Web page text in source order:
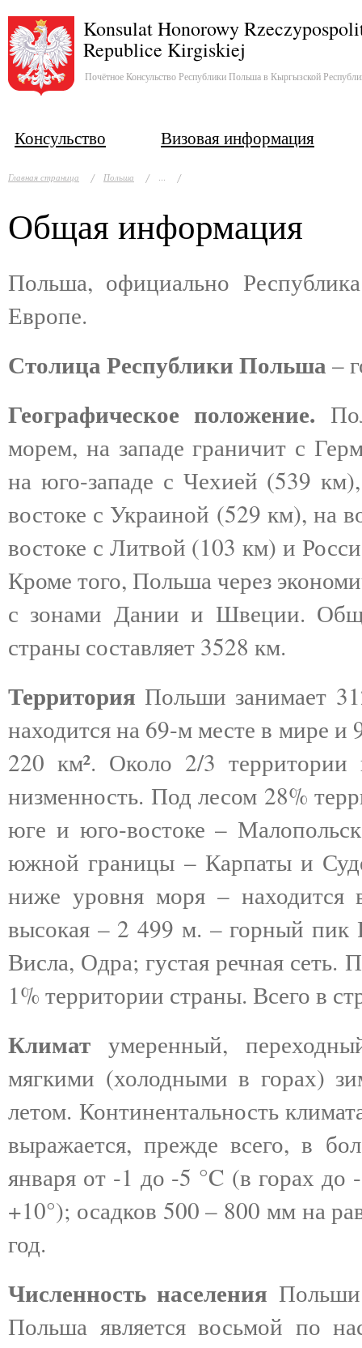
Konsulat Honorowy
Republice Kirgiskiej
Почётное Консульство Республики Польша в Кыргызской
Консульство Визовая информация
Главная страница Польша
Общая информация
Польша, официально
Европе.
Столица Республики Польша –
Географическое положение.
морем, на западе граничит с
на юго-западе с Чехией (539
востоке с Украиной (529 км), на
востоке с Литвой (103 км) и
Кроме того, Польша через
с зонами Дании и Швеции.
страны составляет 3528 км.
Территория Польши занимает
находится на 69-м месте в мире
220 км². Около 2/3 территории
низменность. Под лесом 28%
юге и юго-востоке –
южной границы – Карпаты и
ниже уровня моря – находится
высокая – 2 499 м. – горный
Висла, Одра; густая речная сеть.
1% территории страны. Всего в
Климат умеренный,
мягкими (холодными в горах)
летом. Континентальность
выражается, прежде всего, в
января от -1 до -5 °C (в горах
+10°); осадков 500 – 800 мм на
год.
Численность населения
Польша является восьмой по